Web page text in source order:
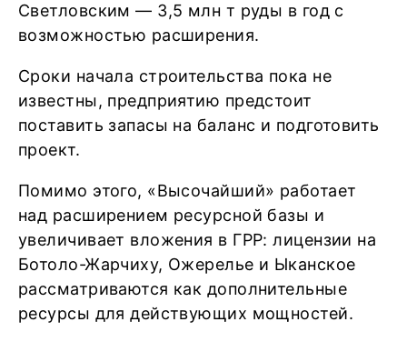
Светловским — 3,5 млн т руды в год с
возможностью расширения.
Сроки начала строительства пока не
известны, предприятию предстоит
поставить запасы на баланс и подготовить
проект.
Помимо этого, «Высочайший» работает
над расширением ресурсной базы и
увеличивает вложения в ГРР: лицензии на
Ботоло-Жарчиху, Ожерелье и Ыканское
рассматриваются как дополнительные
ресурсы для действующих мощностей.